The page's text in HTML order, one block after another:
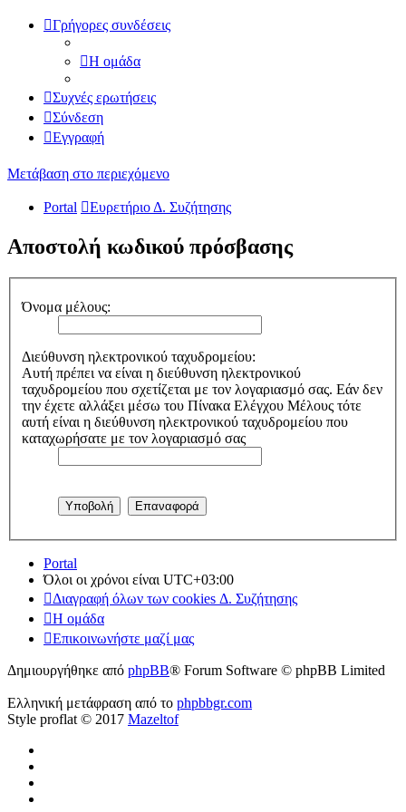
Γρήγορες συνδέσεις
Η ομάδα
Συχνές ερωτήσεις
Σύνδεση
Εγγραφή
Μετάβαση στο περιεχόμενο
Portal Ευρετήριο Δ. Συζήτησης
Αποστολή κωδικού πρόσβασης
Όνομα μέλους:
Διεύθυνση ηλεκτρονικού ταχυδρομείου:
Αυτή πρέπει να είναι η διεύθυνση ηλεκτρονικού
ταχυδρομείου που σχετίζεται με τον λογαριασμό σας. Εάν δεν
την έχετε αλλάξει μέσω του Πίνακα Ελέγχου Μέλους τότε
αυτή είναι η διεύθυνση ηλεκτρονικού ταχυδρομείου που
καταχωρήσατε με τον λογαριασμό σας
Portal
Όλοι οι χρόνοι είναι UTC+03:00
Διαγραφή όλων των cookies Δ. Συζήτησης
Η ομάδα
Επικοινωνήστε μαζί μας
Δημιουργήθηκε από phpBB® Forum Software © phpBB Limited
Ελληνική μετάφραση από το phpbbgr.com
Style proflat © 2017 Mazeltof